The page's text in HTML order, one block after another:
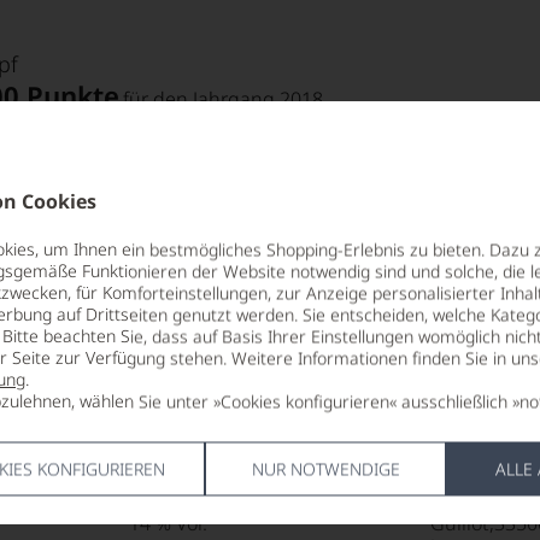
Cookies
um Ihnen ein bestmögliches Shopping-Erlebnis zu bieten. Dazu
Funktionieren der Website notwendig sind und solche, die
für Komforteinstellungen, zur Anzeige personalisierter
auf Drittseiten genutzt werden. Sie entscheiden, welche
beachten Sie, dass auf Basis Ihrer Einstellungen womöglich
Seite zur Verfügung stehen. Weitere Informationen finden Sie in
.
wählen Sie unter »Cookies konfigurieren« ausschließlich
KONFIGURIEREN NUR NOTWENDIGE ALLE
Punktefür den Jahrgang 2018
Punkte:
BIO KENNZEICHNUNG
PRODUKT
FR-BIO-01
16 °C
ALKOHOLGEHALT
14 % Vol.
Château